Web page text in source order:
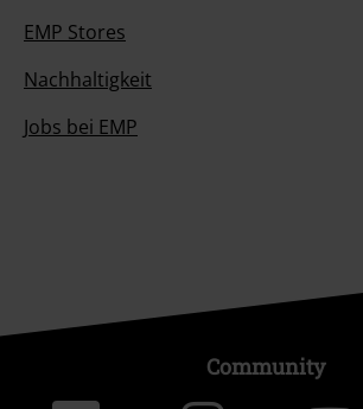
EMP Stores
Nachhaltigkeit
Jobs bei EMP
Community